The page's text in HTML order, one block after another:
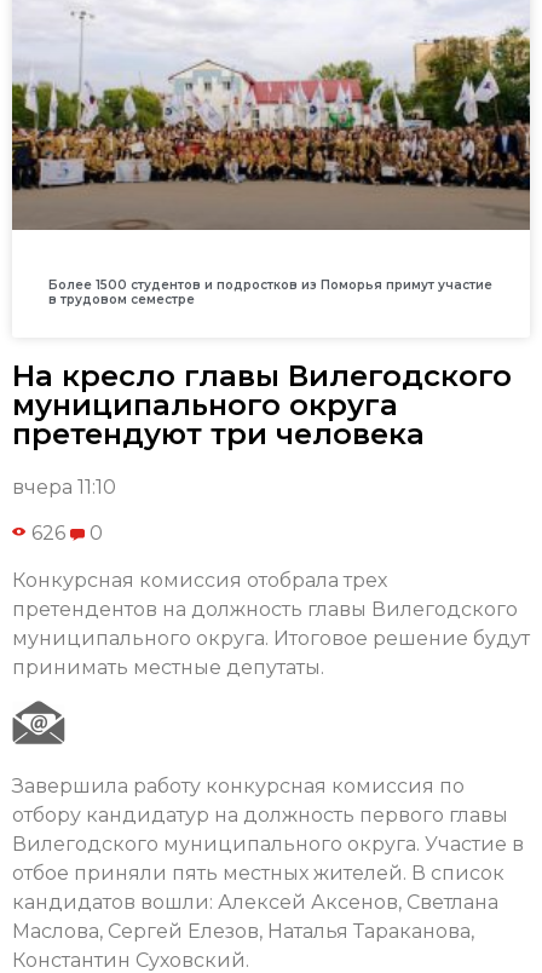
Более 1500 студентов и подростков из Поморья примут участие
в трудовом семестре
На кресло главы Вилегодского
муниципального округа
претендуют три человека
вчера 11:10
626 0
Конкурсная комиссия отобрала трех
претендентов на должность главы Вилегодского
муниципального округа. Итоговое решение будут
принимать местные депутаты.
Завершила работу конкурсная комиссия по
отбору кандидатур на должность первого главы
Вилегодского муниципального округа. Участие в
отбое приняли пять местных жителей. В список
кандидатов вошли: Алексей Аксенов, Светлана
Маслова, Сергей Елезов, Наталья Тараканова,
Константин Суховский.